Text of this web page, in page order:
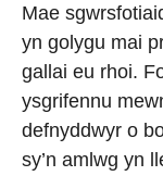
Mae
yn golygu mai
gallai eu rhoi.
ysgrifennu
defnyddwyr o
sy’n amlwg yn